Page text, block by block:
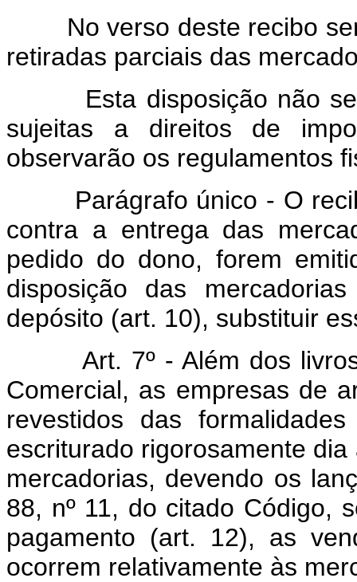
No verso deste recibo
retiradas parciais das
Esta disposição não se
sujeitas a direitos de
observarão os regulamentos
Parágrafo único - O
contra a entrega das
pedido do dono, forem
disposição das
depósito (art. 10), substituir
Art. 7º - Além dos livros
Comercial, as empresas de
revestidos das
escriturado rigorosamente
mercadorias, devendo os
88, nº 11, do citado Código,
pagamento (art. 12), as
ocorrem relativamente às